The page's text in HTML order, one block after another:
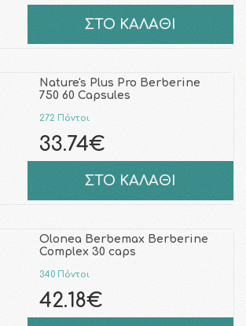
ΣΤΟ ΚΑΛΑΘΙ
Nature's Plus Pro Berberine
750 60 Capsules
272 Πόντοι
33.74€
ΣΤΟ ΚΑΛΑΘΙ
Olonea Berbemax Berberine
Complex 30 caps
340 Πόντοι
42.18€